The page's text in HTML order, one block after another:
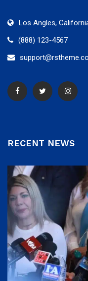
Los Angles,
(888) 123-4567
RECENT NEWS